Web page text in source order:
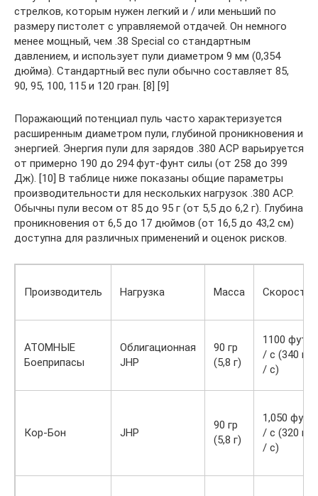
стрелков, которым нужен легкий и / или меньший по
размеру пистолет с управляемой отдачей. Он немного
менее мощный, чем .38 Special со стандартным
давлением, и использует пули диаметром 9 мм (0,354
дюйма). Стандартный вес пули обычно составляет 85,
90, 95, 100, 115 и 120 гран. [8] [9]
Поражающий потенциал пуль часто характеризуется
расширенным диаметром пули, глубиной проникновения и
энергией. Энергия пули для зарядов .380 ACP варьируется
от примерно 190 до 294 фут-фунт силы (от 258 до 399
Дж). [10] В таблице ниже показаны общие параметры
производительности для нескольких нагрузок .380 ACP.
Обычны пули весом от 85 до 95 г (от 5,5 до 6,2 г). Глубина
проникновения от 6,5 до 17 дюймов (от 16,5 до 43,2 см)
доступна для различных применений и оценок рисков.
Производитель Нагрузка Масса Скорость
АТОМНЫЕ
Боеприпасы
Облигационная
JHP
90 гр
(5,8 г)
1100 фут
/ с (340 м
/ с)
Кор-Бон JHP
90 гр
(5,8 г)
1,050 фут
/ с (320 м
/ с)